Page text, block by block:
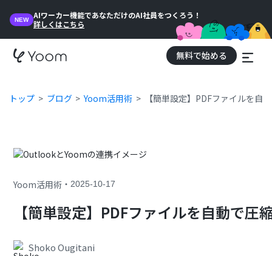
NEW
AIワーカー機能であなただけのAI社員をつくろう！
詳しくはこちら
無料で始める
トップ ブログ Yoom活用術 【簡単設定】PDFファイルを自
Yoom活用術 ・2025-10-17
【簡単設定】PDFファイルを自動で
Shoko Ougitani